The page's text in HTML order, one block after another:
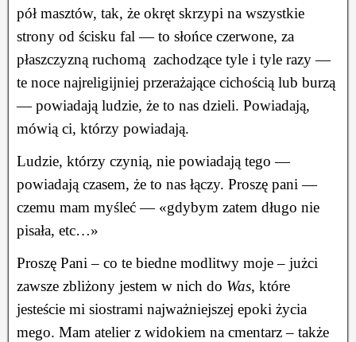
pół masztów, tak, że okręt skrzypi na wszystkie
strony od ścisku fal — to słońce czerwone, za
płaszczyzną ruchomą zachodzące tyle i tyle razy —
te noce najreligijniej przerażające cichością lub burzą
— powiadają ludzie, że to nas dzieli. Powiadają,
mówią ci, którzy powiadają.
Ludzie, którzy czynią, nie powiadają tego —
powiadają czasem, że to nas łączy. Proszę pani —
czemu mam myśleć — «gdybym zatem długo nie
pisała, etc…»
Proszę Pani – co te biedne modlitwy moje – jużci
zawsze zbliżony jestem w nich do Was, które
jesteście mi siostrami najważniejszej epoki życia
mego. Mam atelier z widokiem na cmentarz – także